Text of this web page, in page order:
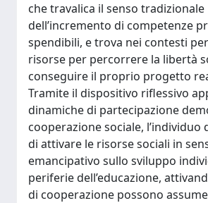
che travalica il senso tradizionale
dell’incremento di competenze
spendibili, e trova nei contesti
risorse per percorrere la libertà
conseguire il proprio progetto
Tramite il dispositivo riflessivo
dinamiche di partecipazione
cooperazione sociale, l’individuo
di attivare le risorse sociali in
emancipativo sullo sviluppo
periferie dell’educazione,
di cooperazione possono